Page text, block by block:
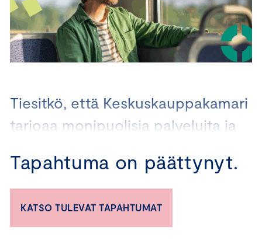
Tiesitkö, että Keskuskauppakamari
tarjoaa monipuolisia palveluita ja
yrityksiä kaikissa vastuullisuustyön
vaiheissa?
Valmennuksistamme ja koulutuksistamme löytyy
Tapahtuma on päättynyt.
KATSO TULEVAT TAPAHTUMAT